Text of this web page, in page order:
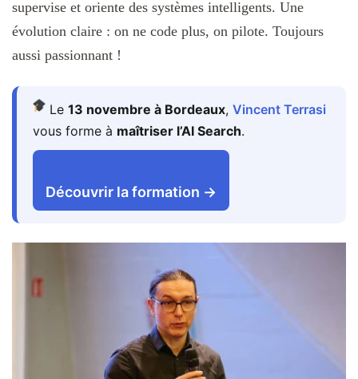
supervise et oriente des systèmes intelligents. Une
évolution claire : on ne code plus, on pilote. Toujours
aussi passionnant !
Le 13 novembre à Bordeaux, Vincent Terrasi
vous forme à maîtriser l’AI Search.
Découvrir la formation →